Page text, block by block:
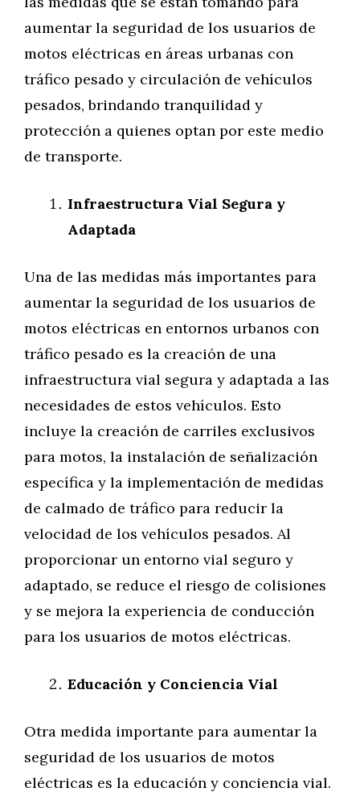
aumentar la seguridad de los usuarios de
motos eléctricas en áreas urbanas con
tráfico pesado y circulación de vehículos
pesados, brindando tranquilidad y
protección a quienes optan por este medio
de transporte.
Infraestructura Vial Segura y
Adaptada
Una de las medidas más importantes para
aumentar la seguridad de los usuarios de
motos eléctricas en entornos urbanos con
tráfico pesado es la creación de una
infraestructura vial segura y adaptada a las
necesidades de estos vehículos. Esto
incluye la creación de carriles exclusivos
para motos, la instalación de señalización
específica y la implementación de medidas
de calmado de tráfico para reducir la
velocidad de los vehículos pesados. Al
proporcionar un entorno vial seguro y
adaptado, se reduce el riesgo de colisiones
y se mejora la experiencia de conducción
para los usuarios de motos eléctricas.
Educación y Conciencia Vial
Otra medida importante para aumentar la
seguridad de los usuarios de motos
eléctricas es la educación y conciencia vial.